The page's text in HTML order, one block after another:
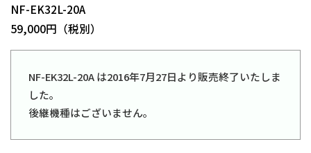
NF-EK32L-20A
59,000円（税別）
NF-EK32L-20A は2016年7月27日より販売終了いたしま
した。
後継機種はございません。